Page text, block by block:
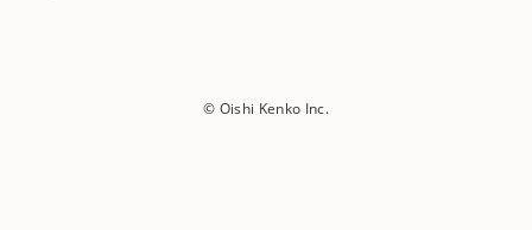
© Oishi Kenko Inc.